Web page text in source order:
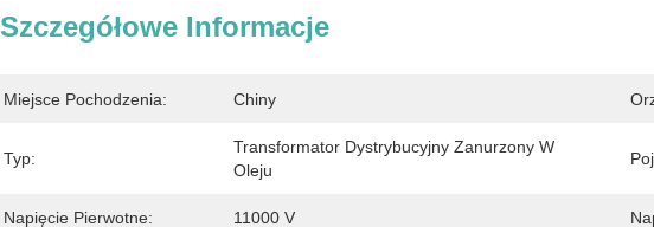
Szczegółowe Informacje
Miejsce Pochodzenia: Chiny
Typ:
Transformator Dystrybucyjny Zanurzony W
Oleju
Napięcie Pierwotne: 11000 V